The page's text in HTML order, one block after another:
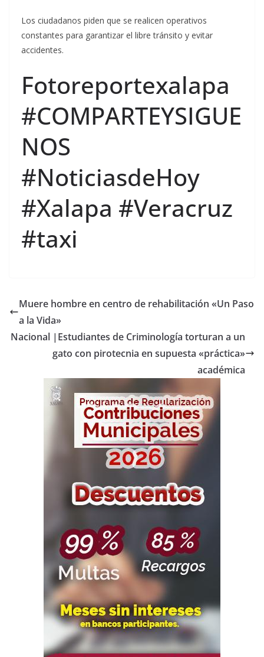
Los ciudadanos piden que se realicen operativos
constantes para garantizar el libre tránsito y evitar
accidentes.
Fotoreportexalapa
#COMPARTEYSIGUE
NOS
#NoticiasdeHoy
#Xalapa #Veracruz
#taxi
Muere hombre en centro de rehabilitación «Un Paso
a la Vida»
Nacional |Estudiantes de Criminología torturan a un
gato con pirotecnia en supuesta «práctica»
académica